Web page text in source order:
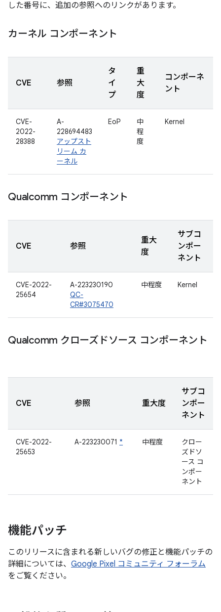
した番号に、追加の参照へのリンクがあります。
カーネル コンポーネント
CVE 参照
タ
イ
プ
重
大
度
コンポーネ
ント
CVE-
2022-
28388
A-
228694483
アップスト
リーム カ
ーネル
EoP
中
程
度
Kernel
Qualcomm コンポーネント
CVE 参照
重大
度
サブコ
ンポー
ネント
CVE-2022-
25654
A-223230190
QC-
CR#3075470
中程度 Kernel
Qualcomm クローズドソース コンポーネント
CVE 参照 重大度
サブコ
ンポー
ネント
CVE-2022-
25653
A-223230071 * 中程度
クロー
ズドソ
ース コ
ンポー
ネント
機能パッチ
このリリースに含まれる新しいバグの修正と機能パッチの
詳細については、 Google Pixel コミュニティ フォーラム
をご覧ください。